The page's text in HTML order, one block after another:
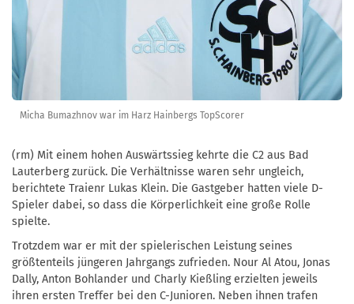
Micha Bumazhnov war im Harz Hainbergs TopScorer
(rm) Mit einem hohen Auswärtssieg kehrte die C2 aus Bad
Lauterberg zurück. Die Verhältnisse waren sehr ungleich,
berichtete Traienr Lukas Klein. Die Gastgeber hatten viele D-
Spieler dabei, so dass die Körperlichkeit eine große Rolle
spielte.
Trotzdem war er mit der spielerischen Leistung seines
größtenteils jüngeren Jahrgangs zufrieden. Nour Al Atou, Jonas
Dally, Anton Bohlander und Charly Kießling erzielten jeweils
ihren ersten Treffer bei den C-Junioren. Neben ihnen trafen